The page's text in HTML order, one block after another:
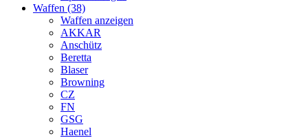
Waffen (38)
Waffen anzeigen
AKKAR
Anschütz
Beretta
Blaser
Browning
CZ
FN
GSG
Haenel